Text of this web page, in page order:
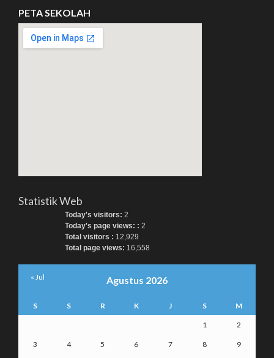
PETA SEKOLAH
Statistik Web
Today's visitors: 2
Today's page views: : 2
Total visitors : 12,929
Total page views: 16,558
Agustus 2026
S S R K J S M
1 2
3 4 5 6 7 8 9
« Jul